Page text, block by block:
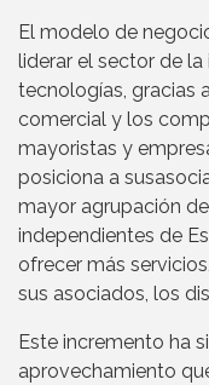
El modelo de
liderar el sector de
tecnologías, gracias
comercial y los
mayoristas y
posiciona a
mayor agrupación
independientes de
ofrecer más
sus asociados, los
Este incremento ha
aprovechamiento